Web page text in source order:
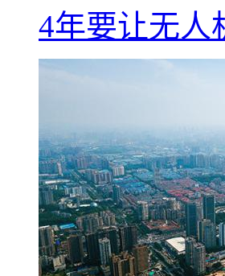
4年要让无人